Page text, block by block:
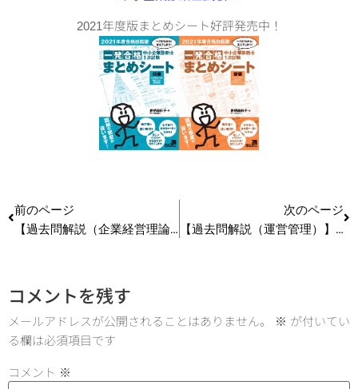
2021年度版まとめシート好評発売中！
前のページ
【過去問解説（企業経営理論）】R2 第4問 競争戦略
次のページ
【過去問解説（運営管理）】R2 第24問 都市計画法
コメントを残す
メールアドレスが公開されることはありません。 ※ が付いてい
る欄は必須項目です
コメント ※